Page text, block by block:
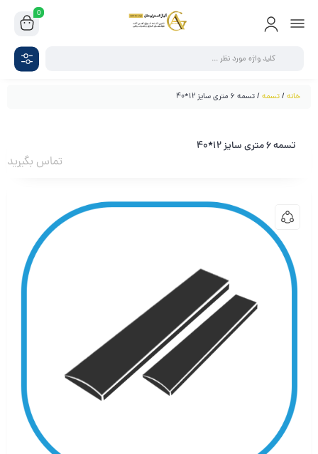
0
خانه /تسمه / تسمه 6 متری سایز 12*40
تسمه 6 متری سایز 12*40
تماس بگیرید